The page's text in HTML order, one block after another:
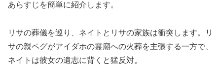
あらすじを簡単に紹介します。
リサの葬儀を巡り、ネイトとリサの家族は衝突します。リ
サの親ペグがアイダホの霊廟への火葬を主張する一方で、
ネイトは彼女の遺志に背くと猛反対。